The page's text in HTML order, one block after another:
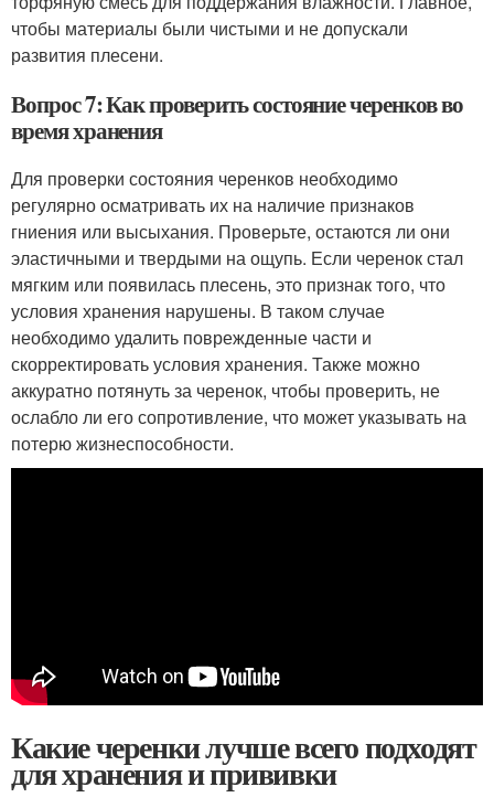
чтобы материалы были чистыми и не допускали
развития плесени.
Вопрос 7: Как проверить состояние черенков во
время хранения
Для проверки состояния черенков необходимо
регулярно осматривать их на наличие признаков
гниения или высыхания. Проверьте, остаются ли они
эластичными и твердыми на ощупь. Если черенок стал
мягким или появилась плесень, это признак того, что
условия хранения нарушены. В таком случае
необходимо удалить поврежденные части и
скорректировать условия хранения. Также можно
аккуратно потянуть за черенок, чтобы проверить, не
ослабло ли его сопротивление, что может указывать на
потерю жизнеспособности.
Какие черенки лучше всего подходят
для хранения и прививки